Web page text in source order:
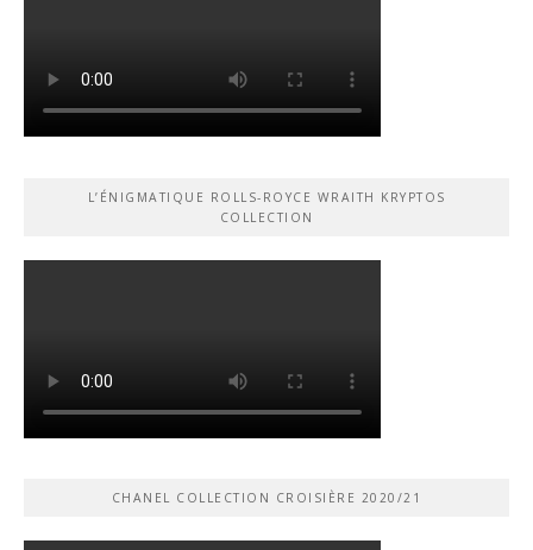
L’ÉNIGMATIQUE ROLLS-ROYCE WRAITH KRYPTOS
COLLECTION
CHANEL COLLECTION CROISIÈRE 2020/21